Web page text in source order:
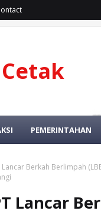
PEMERINTAHAN
Lancar Berkah Berlimpah
Lancar